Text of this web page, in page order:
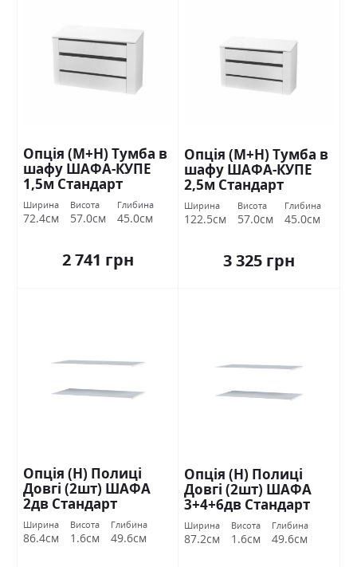
Опція (М+Н) Тумба в
шафу ШАФА-КУПЕ
1,5м Стандарт
Ширина
72.4см
Висота
57.0см
Глибина
45.0см
2 741 грн
Опція (М+Н) Тумба в
шафу ШАФА-КУПЕ
2,5м Стандарт
Ширина
122.5см
Висота
57.0см
Глибина
45.0см
3 325 грн
Опція (Н) Полиці
Довгі (2шт) ШАФА
2дв Стандарт
Ширина
86.4см
Висота
1.6см
Глибина
49.6см
Опція (Н) Полиці
Довгі (2шт) ШАФА
3+4+6дв Стандарт
Ширина
87.2см
Висота
1.6см
Глибина
49.6см